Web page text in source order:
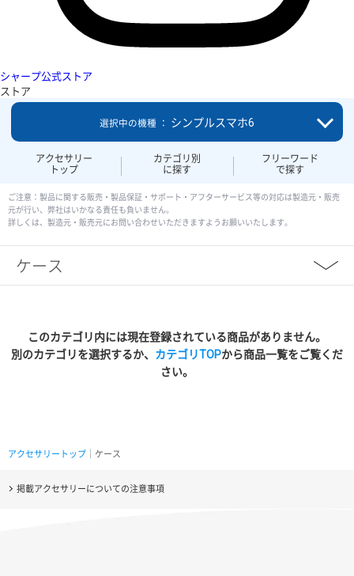
シャープ公式ストア
ストア
アクセサリー
トップ
カテゴリ別
に探す
フリーワード
で探す
選択中の機種 ： シンプルスマホ6
ご注意：製品に関する販売・製品保証・サポート・アフターサービス等の対応は製造元・販売
元が行い、弊社はいかなる責任も負いません。
詳しくは、製造元・販売元にお問い合わせいただきますようお願いいたします。
ケース
このカテゴリ内には現在登録されている商品がありません。
別のカテゴリを選択するか、 カテゴリTOPから商品一覧をご覧くだ
さい。
アクセサリートップ ｜ケース
掲載アクセサリーについての注意事項